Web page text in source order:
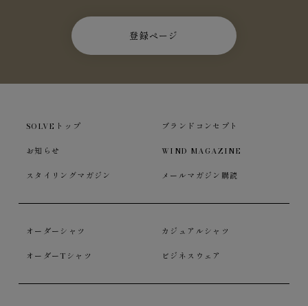
登録ページ
SOLVEトップ ブランドコンセプト
お知らせ WIND MAGAZINE
スタイリングマガジン メールマガジン購読
オーダーシャツ カジュアルシャツ
オーダーTシャツ ビジネスウェア